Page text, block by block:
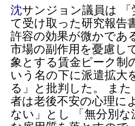
沈サンジョン議員は
て受け取った研究報告
許容の効果が微かであ
市場の副作用を憂慮し
象とする賃金ピーク制
いう名の下に派遣拡大
る」と批判した。 ま
者は老後不安の心理に
ない」とし 「無分別